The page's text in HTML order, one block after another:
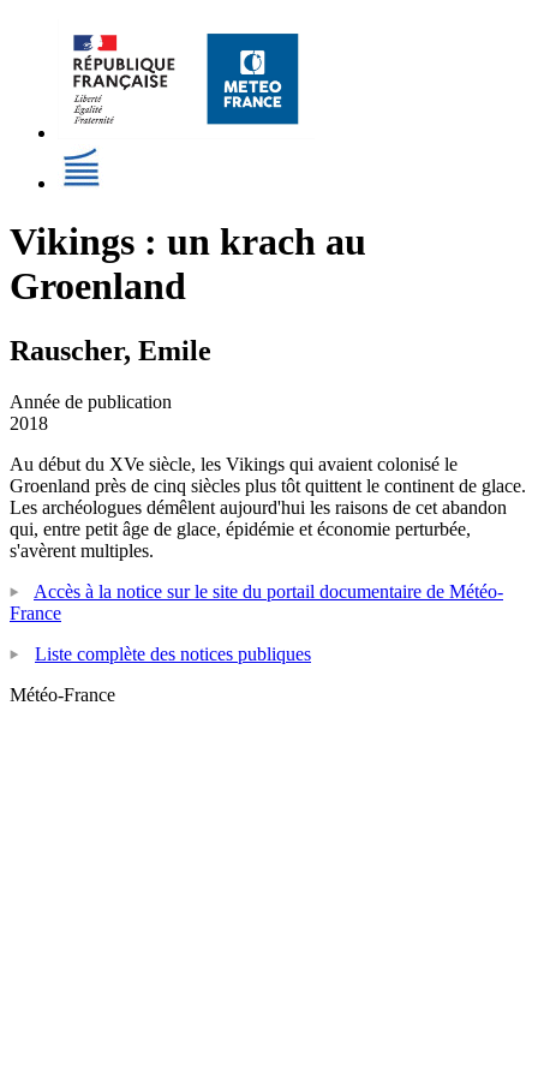
Vikings : un krach au
Groenland
Rauscher, Emile
Année de publication
2018
Au début du XVe siècle, les Vikings qui avaient colonisé le
Groenland près de cinq siècles plus tôt quittent le continent de glace.
Les archéologues démêlent aujourd'hui les raisons de cet abandon
qui, entre petit âge de glace, épidémie et économie perturbée,
s'avèrent multiples.
Accès à la notice sur le site du portail documentaire de Météo-
France
Liste complète des notices publiques
Météo-France